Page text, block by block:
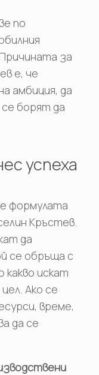
по
за
е, че
амбиция, да
борят да
успеха
формулата
Кръстев.
да
се обръща с
какво искат
Ако се
време,
да се